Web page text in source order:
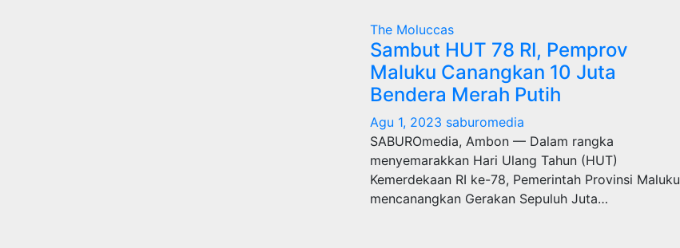
The Moluccas
Sambut HUT 78 RI, Pemprov
Maluku Canangkan 10 Juta
Bendera Merah Putih
Agu 1, 2023 saburomedia
SABUROmedia, Ambon — Dalam rangka
menyemarakkan Hari Ulang Tahun (HUT)
Kemerdekaan RI ke-78, Pemerintah Provinsi Maluku
mencanangkan Gerakan Sepuluh Juta…